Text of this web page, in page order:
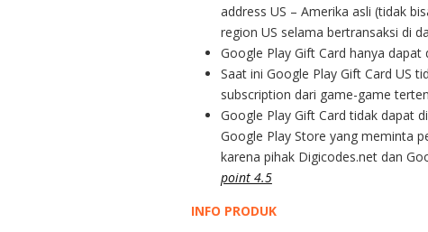
address US – Amerika asli (tidak
region US selama bertransaksi di
Google Play Gift Card hanya
Saat ini Google Play Gift Card US
subscription dari game-game
Google Play Gift Card tidak dapat
Google Play Store yang meminta
karena pihak Digicodes.net dan
point 4.5
INFO PRODUK